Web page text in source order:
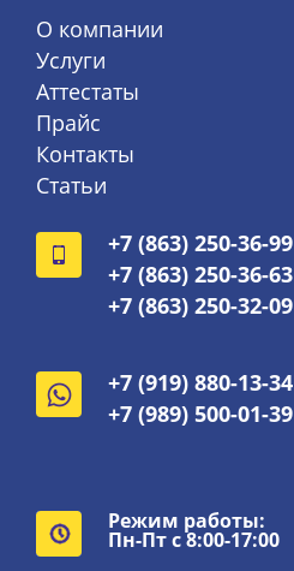
О компании
Услуги
Аттестаты
Прайс
Контакты
Статьи
+7 (863) 250-36-99
+7 (863) 250-36-63
+7 (863) 250-32-09
+7 (919) 880-13-34
+7 (989) 500-01-39
Режим работы:
Пн-Пт с 8:00-17:00